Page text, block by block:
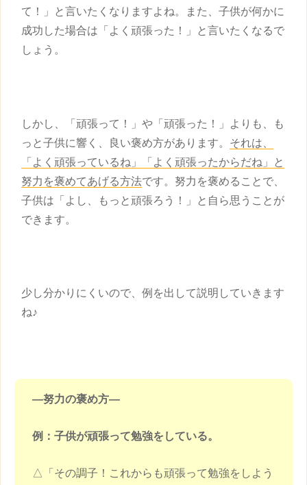
て！」と言いたくなりますよね。また、 子供が何かに
成功した場合は「よく頑張った！」と言いたくなるで
しょう。
しかし、「頑張って！」や「頑張った！」よりも、も
っと子供に響く、良い褒め方があります。 それは、
「よく頑張っているね」「よく頑張ったからだね」と
努力を褒めてあげる方法です。努力を褒めることで、
子供は「よし、もっと頑張ろう！」と自ら思うことが
できます。
少し分かりにくいので、例を出して説明していきます
ね♪
―努力の褒め方―
例： 子供が頑張って勉強をしている。
△「その調子！これからも頑張って勉強をしよう